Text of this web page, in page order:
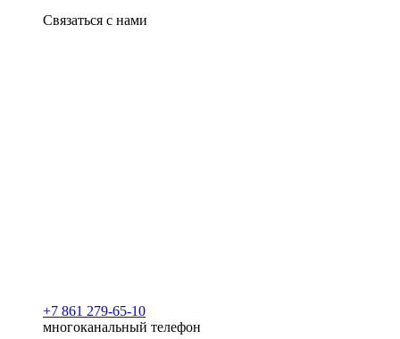
Связаться с нами
+7 861 279-65-10
многоканальный телефон